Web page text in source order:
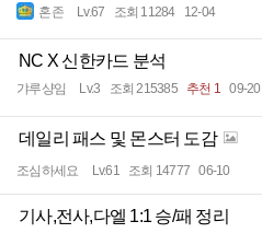
혼존 Lv.67 조회 11284 12-04
NC X 신한카드 분석
갸루샹임 Lv.3 조회 215385 추천 1 09-20
데일리 패스 및 몬스터 도감
조심하세요 Lv.61 조회 14777 06-10
기사,전사,다엘 1:1 승/패 정리